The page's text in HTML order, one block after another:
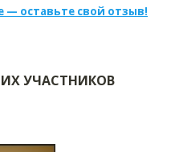
— оставьте свой отзыв!
УЧАСТНИКОВ